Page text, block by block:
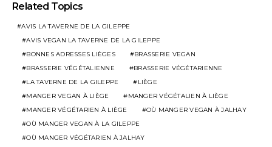
Related Topics
AVIS LA TAVERNE DE LA GILEPPE
AVIS VEGAN LA TAVERNE DE LA GILEPPE
BONNES ADRESSES LIÈGES
BRASSERIE VEGAN
BRASSERIE VÉGÉTALIENNE
BRASSERIE VÉGÉTARIENNE
LA TAVERNE DE LA GILEPPE
LIÈGE
MANGER VEGAN À LIÈGE
MANGER VÉGÉTALIEN À LIÈGE
MANGER VÉGÉTARIEN À LIÈGE
OÙ MANGER VEGAN À JALHAY
OÙ MANGER VEGAN À LA GILEPPE
OÙ MANGER VÉGÉTARIEN À JALHAY